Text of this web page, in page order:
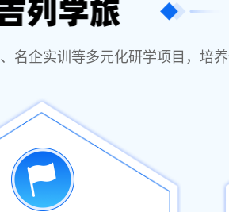
企实训等多元化研学项目，培